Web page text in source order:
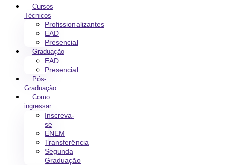
Cursos
Técnicos
Profissionalizantes
EAD
Presencial
Graduação
EAD
Presencial
Pós-
Graduação
Como
ingressar
Inscreva-
se
ENEM
Transferência
Segunda
Graduação